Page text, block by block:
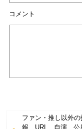
コメント
ファン・推し以外
報、URL、自演、